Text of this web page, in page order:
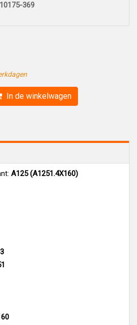
369
In de winkelwagen
A125 (A1251.4X160)